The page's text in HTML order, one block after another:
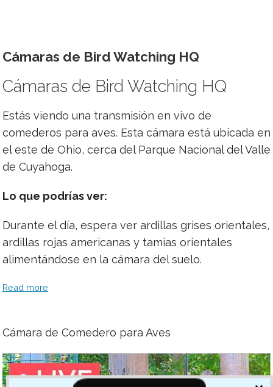
Cámaras de Bird Watching HQ
Cámaras de Bird Watching HQ
Estás viendo una transmisión en vivo de
comederos para aves. Esta cámara está ubicada en
el este de Ohio, cerca del Parque Nacional del Valle
de Cuyahoga.
Lo que podrías ver:
Durante el día, espera ver ardillas grises orientales,
ardillas rojas americanas y tamias orientales
alimentándose en la cámara del suelo.
Read more
Cámara de Comedero para Aves